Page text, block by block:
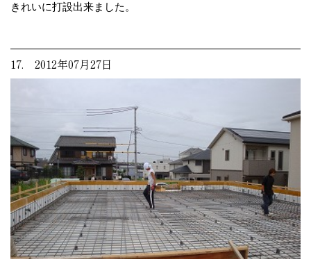
きれいに打設出来ました。
17. 2012年07月27日